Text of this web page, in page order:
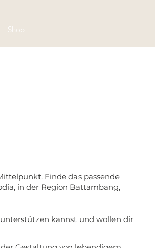
Shop
Finde das passende
in der Region Battambang,
kannst und wollen dir